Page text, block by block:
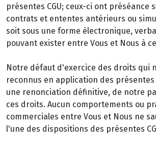
présentes CGU; ceux-ci ont préséance
contrats et ententes antérieurs ou
soit sous une forme électronique,
pouvant exister entre Vous et Nous à
Notre défaut d'exercice des droits qui
reconnus en application des
une renonciation définitive, de notre
ces droits. Aucun comportements ou
commerciales entre Vous et Nous ne
l'une des dispositions des présentes